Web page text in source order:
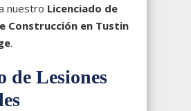
nuestro Licenciado de
Construcción en Tustin
.
de Lesiones